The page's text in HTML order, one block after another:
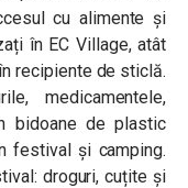
cu alimente și
în EC Village, atât
recipiente de sticlă.
medicamentele,
bidoane de plastic
festival și camping.
droguri, cuțite și